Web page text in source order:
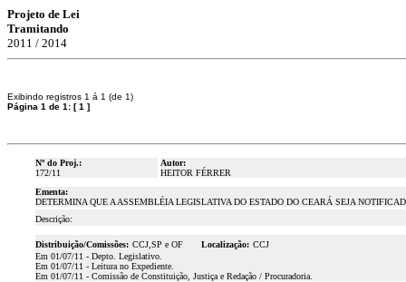
Projeto de Lei
Tramitando
2011 / 2014
Exibindo registros 1 á 1 (de 1)
Página 1 de 1: [1 ]
Nº do Proj.:
172/11
Autor:
HEITOR FÉRRER
Ementa:
DETERMINA QUE A ASSEMBLÉIA LEGISLATIVA DO ESTADO DO CEARÁ SEJA
Descrição:
Distribuição/Comissões: CCJ,SP e OF Localização: CCJ
Em 01/07/11 - Depto. Legislativo.
Em 01/07/11 - Leitura no Expediente.
Em 01/07/11 - Comissão de Constituição, Justiça e Redação / Procuradoria.